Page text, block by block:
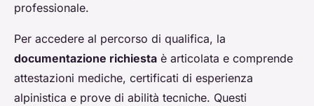
professionale.
Per accedere al percorso di qualifica, la
documentazione richiesta è articolata e comprende
attestazioni mediche, certificati di esperienza
alpinistica e prove di abilità tecniche. Questi